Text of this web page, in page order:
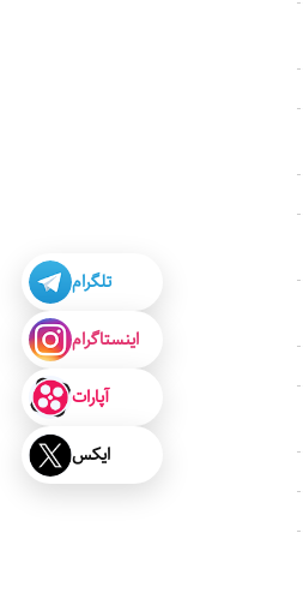
تلگرام
اینستاگرام
آپارات
ایکس